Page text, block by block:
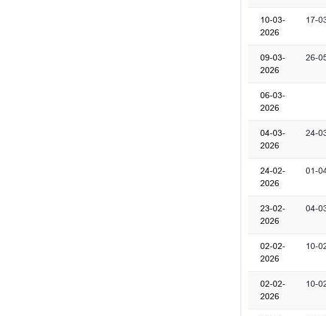
10-03-
2026
17-
09-03-
2026
26-
06-03-
2026
04-03-
2026
24-
24-02-
2026
01-
23-02-
2026
04-
02-02-
2026
10-
02-02-
2026
10-